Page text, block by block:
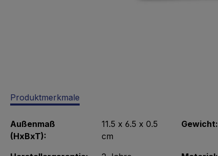
Produktmerkmale
Außenmaß
(HxBxT):
11.5 x 6.5 x 0.5
cm
Gewicht: